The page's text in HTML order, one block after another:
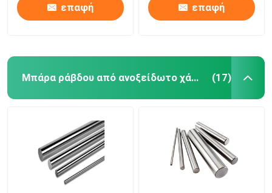
επαφή επαφή
Μπάρα ράβδου από ανοξείδωτο χάλυβα (17)